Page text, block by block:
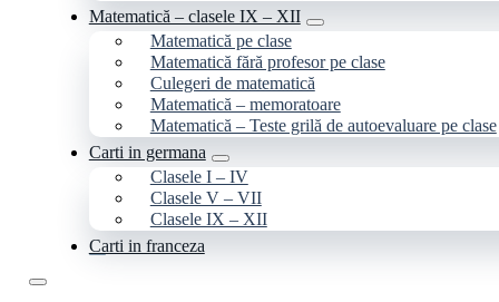
Matematică – clasele IX – XII
Matematică pe clase
Matematică fără profesor pe clase
Culegeri de matematică
Matematică – memoratoare
Matematică – Teste grilă de autoevaluare pe clase
Carti in germana
Clasele I – IV
Clasele V – VII
Clasele IX – XII
Carti in franceza